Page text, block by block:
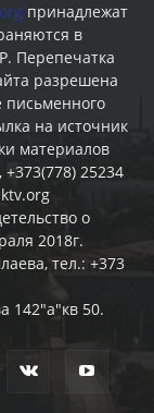
принадлежат
в
Перепечатка
разрешена
письменного
на источник
материалов
25234
о
2018г.
тел.: +373
142"а"кв 50.